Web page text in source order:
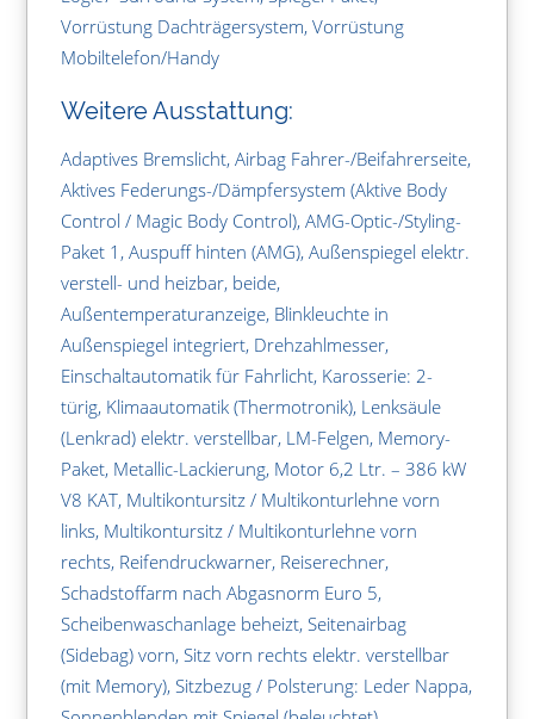
Vorrüstung Dachträgersystem, Vorrüstung
Mobiltelefon/Handy
Weitere Ausstattung:
Adaptives Bremslicht, Airbag Fahrer-/Beifahrerseite,
Aktives Federungs-/Dämpfersystem (Aktive Body
Control / Magic Body Control), AMG-Optic-/Styling-
Paket 1, Auspuff hinten (AMG), Außenspiegel elektr.
verstell- und heizbar, beide,
Außentemperaturanzeige, Blinkleuchte in
Außenspiegel integriert, Drehzahlmesser,
Einschaltautomatik für Fahrlicht, Karosserie: 2-
türig, Klimaautomatik (Thermotronik), Lenksäule
(Lenkrad) elektr. verstellbar, LM-Felgen, Memory-
Paket, Metallic-Lackierung, Motor 6,2 Ltr. – 386 kW
V8 KAT, Multikontursitz / Multikonturlehne vorn
links, Multikontursitz / Multikonturlehne vorn
rechts, Reifendruckwarner, Reiserechner,
Schadstoffarm nach Abgasnorm Euro 5,
Scheibenwaschanlage beheizt, Seitenairbag
(Sidebag) vorn, Sitz vorn rechts elektr. verstellbar
(mit Memory), Sitzbezug / Polsterung: Leder Nappa,